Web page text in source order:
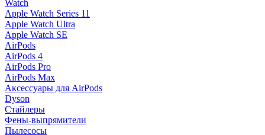
Watch
Apple Watch Series 11
Apple Watch Ultra
Apple Watch SE
AirPods
AirPods 4
AirPods Pro
AirPods Max
Аксессуары для AirPods
Dyson
Стайлеры
Фены-выпрямители
Пылесосы